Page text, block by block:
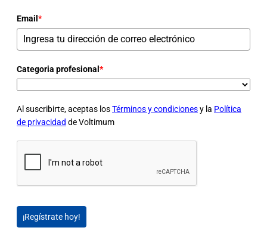
Email *
Categoria profesional *
Al suscribirte, aceptas losTérminos y condicionesy la Política
de privacidad de Voltimum
¡Regístrate hoy!